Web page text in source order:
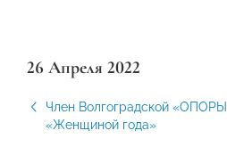
26 Апреля 2022
Член Волгоградской
«Женщиной года»